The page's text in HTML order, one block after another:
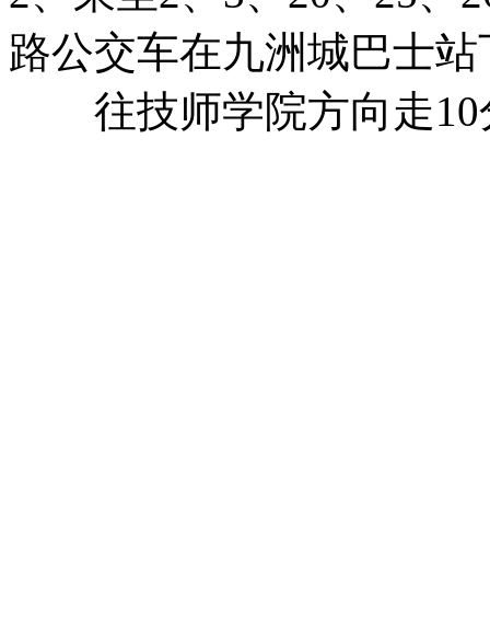
路公交车在九洲城巴士站
往技师学院方向走10